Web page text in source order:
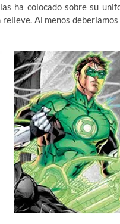
ha colocado sobre su
Al menos